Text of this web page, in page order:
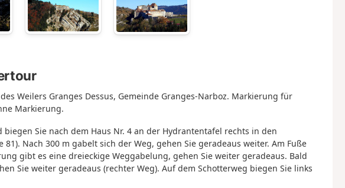
Weilers Granges Dessus, Gemeinde Granges-Narboz. Markierung für
Markierung.
biegen Sie nach dem Haus Nr. 4 an der Hydrantentafel rechts in den
Nach 300 m gabelt sich der Weg, gehen Sie geradeaus weiter. Am Fuße
gibt es eine dreieckige Weggabelung, gehen Sie weiter geradeaus. Bald
Sie weiter geradeaus (rechter Weg). Auf dem Schotterweg biegen Sie links